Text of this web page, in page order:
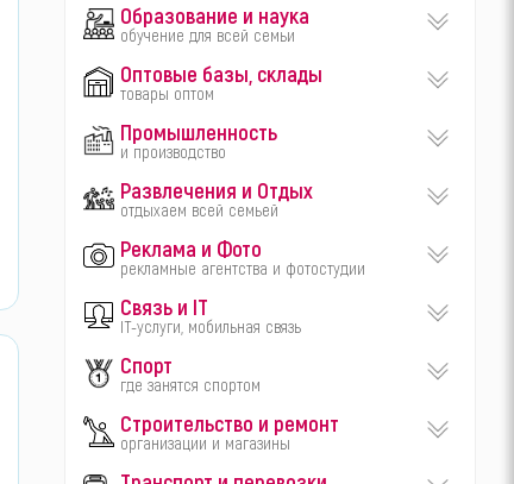
Образование и наука
обучение для всей семьи
Оптовые базы, склады
товары оптом
Промышленность
и производство
Развлечения и Отдых
отдыхаем всей семьей
Реклама и Фото
рекламные агентства и фотостудии
Связь и IT
IT-услуги, мобильная связь
Спорт
где занятся спортом
Строительство и ремонт
организации и магазины